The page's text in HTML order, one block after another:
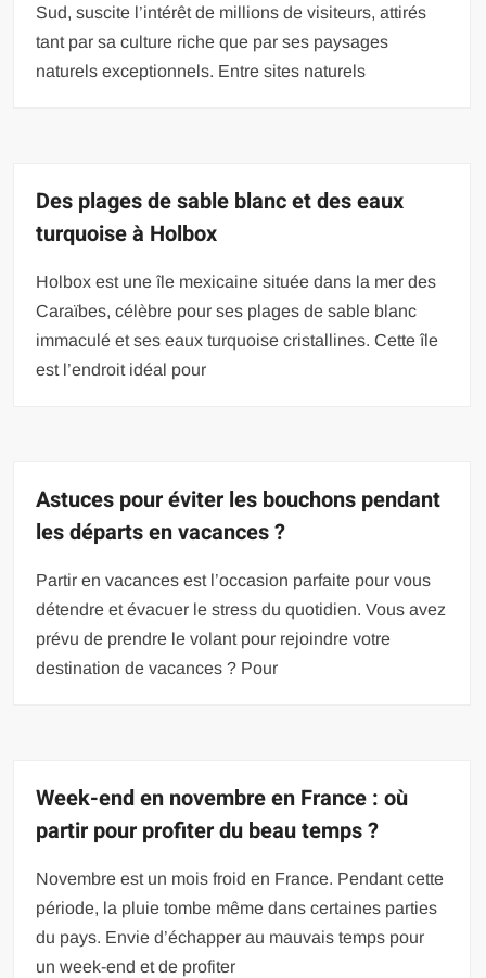
Sud, suscite l’intérêt de millions de visiteurs, attirés
tant par sa culture riche que par ses paysages
naturels exceptionnels. Entre sites naturels
Des plages de sable blanc et des eaux
turquoise à Holbox
Holbox est une île mexicaine située dans la mer des
Caraïbes, célèbre pour ses plages de sable blanc
immaculé et ses eaux turquoise cristallines. Cette île
est l’endroit idéal pour
Astuces pour éviter les bouchons pendant
les départs en vacances ?
Partir en vacances est l’occasion parfaite pour vous
détendre et évacuer le stress du quotidien. Vous avez
prévu de prendre le volant pour rejoindre votre
destination de vacances ? Pour
Week-end en novembre en France : où
partir pour profiter du beau temps ?
Novembre est un mois froid en France. Pendant cette
période, la pluie tombe même dans certaines parties
du pays. Envie d’échapper au mauvais temps pour
un week-end et de profiter